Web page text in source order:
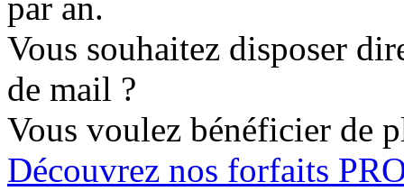
par an.
Vous souhaitez disposer
de mail ?
Vous voulez bénéficier de
Découvrez nos forfaits